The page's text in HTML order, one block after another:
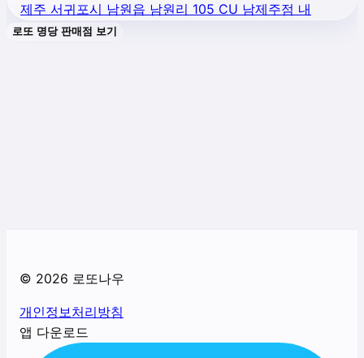
제주 서귀포시 남원읍 남원리 105 CU 남제주점 내
로또 명당 판매점 보기
© 2026 로또나우
개인정보처리방침
앱 다운로드